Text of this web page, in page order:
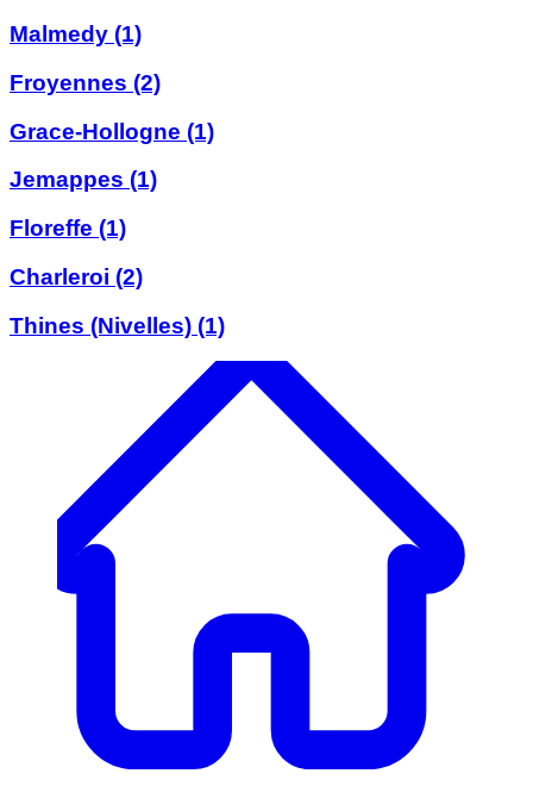
Malmedy (1)
Froyennes (2)
Grace-Hollogne (1)
Jemappes (1)
Floreffe (1)
Charleroi (2)
Thines (Nivelles) (1)